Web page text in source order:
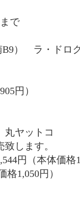
で
B9） ラ・ドロ
円）
丸ヤットコ
します。
円（本体価格
1,050円）